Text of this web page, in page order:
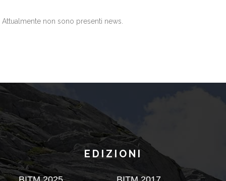
Attualmente non sono presenti news.
EDIZIONI